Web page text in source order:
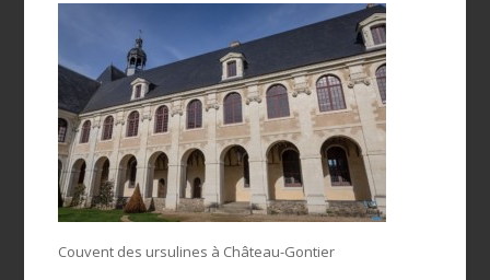
Couvent des ursulines à Château-Gontier